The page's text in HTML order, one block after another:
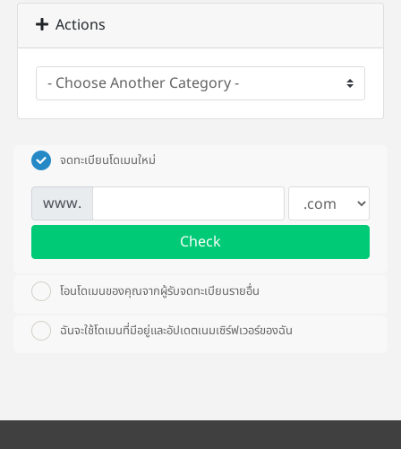
Actions
จดทะเบียนโดเมนใหม่
www.
Check
โอนโดเมนของคุณจากผู้รับจดทะเบียนรายอื่น
ฉันจะใช้โดเมนที่มีอยู่และอัปเดตเนมเซิร์ฟเวอร์ของฉัน